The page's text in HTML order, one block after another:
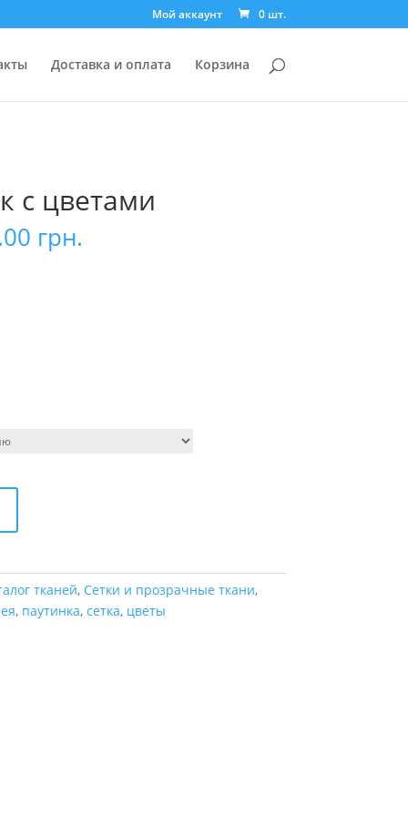
Мой аккаунт 0 шт.
Доставка и оплата Корзина
с цветами
грн.
тканей, Сетки и прозрачные ткани,
, паутинка, сетка, цветы